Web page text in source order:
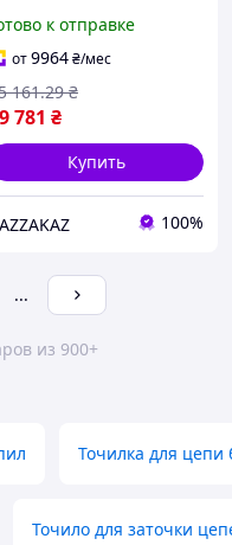
станок для
резцов и фрез
к отправке
от9964₴/мес
781 ₴
161.29 ₴
Купить
100%
...
из 900+
Точилка для цепи
Точило для заточки